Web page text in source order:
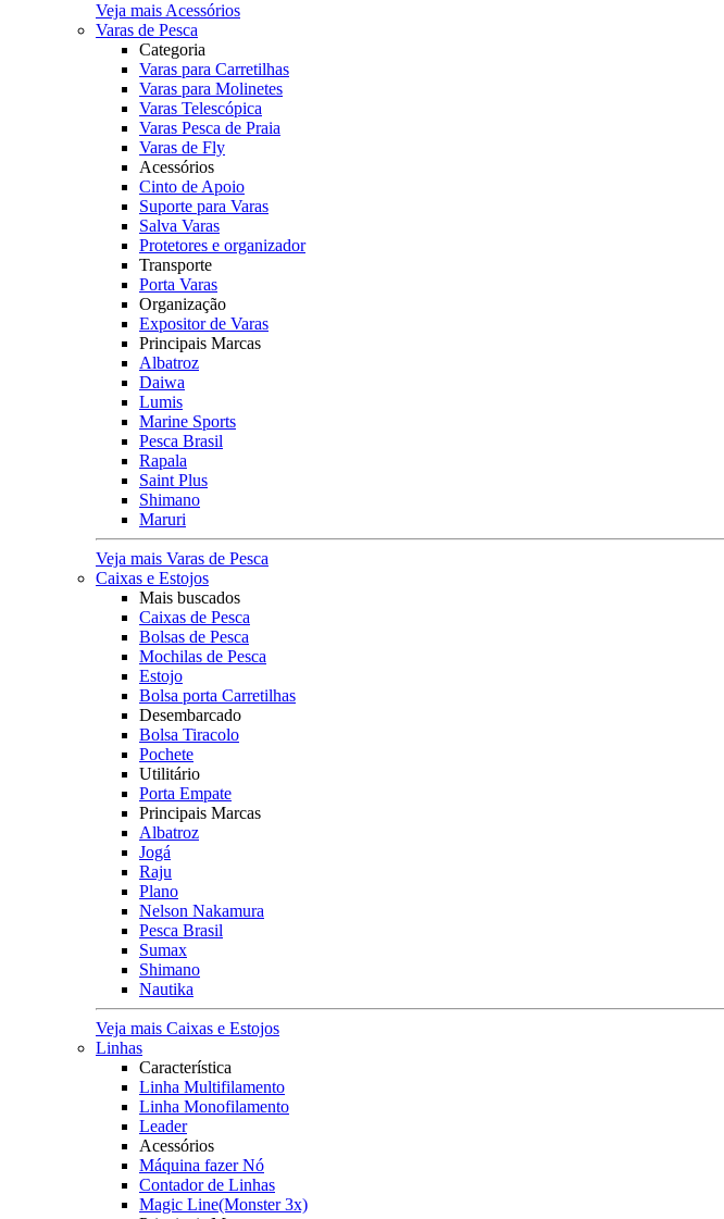
Veja mais Acessórios
Varas de Pesca
Categoria
Varas para Carretilhas
Varas para Molinetes
Varas Telescópica
Varas Pesca de Praia
Varas de Fly
Acessórios
Cinto de Apoio
Suporte para Varas
Salva Varas
Protetores e organizador
Transporte
Porta Varas
Organização
Expositor de Varas
Principais Marcas
Albatroz
Daiwa
Lumis
Marine Sports
Pesca Brasil
Rapala
Saint Plus
Shimano
Maruri
Veja mais Varas de Pesca
Caixas e Estojos
Mais buscados
Caixas de Pesca
Bolsas de Pesca
Mochilas de Pesca
Estojo
Bolsa porta Carretilhas
Desembarcado
Bolsa Tiracolo
Pochete
Utilitário
Porta Empate
Principais Marcas
Albatroz
Jogá
Raju
Plano
Nelson Nakamura
Pesca Brasil
Sumax
Shimano
Nautika
Veja mais Caixas e Estojos
Linhas
Característica
Linha Multifilamento
Linha Monofilamento
Leader
Acessórios
Máquina fazer Nó
Contador de Linhas
Magic Line(Monster 3x)